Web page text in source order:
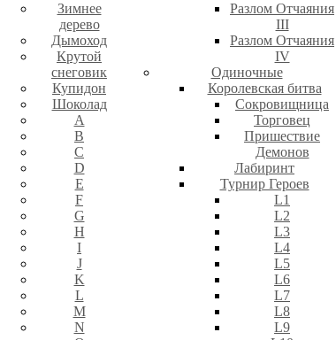
Зимнее
дерево
Дымоход
Крутой
снеговик
Купидон
Шоколад
A
B
C
D
E
F
G
H
I
J
K
L
M
N
Разлом Отчаяния
III
Разлом Отчаяния
IV
Одиночные
Королевская битва
Сокровищница
Торговец
Пришествие
Демонов
Лабиринт
Турнир Героев
L1
L2
L3
L4
L5
L6
L7
L8
L9